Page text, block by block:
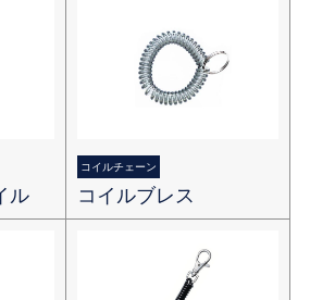
ル
コイルチェーン
コイルブレス